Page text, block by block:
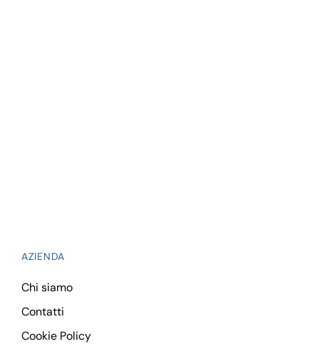
AZIENDA
Chi siamo
Contatti
Cookie Policy